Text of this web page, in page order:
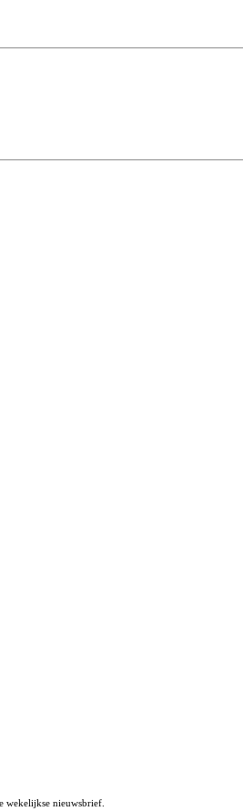
wekelijkse nieuwsbrief.